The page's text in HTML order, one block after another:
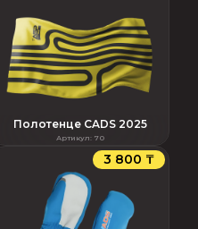
Полотенце CADS 2025
Артикул: 70
3 800 ₸